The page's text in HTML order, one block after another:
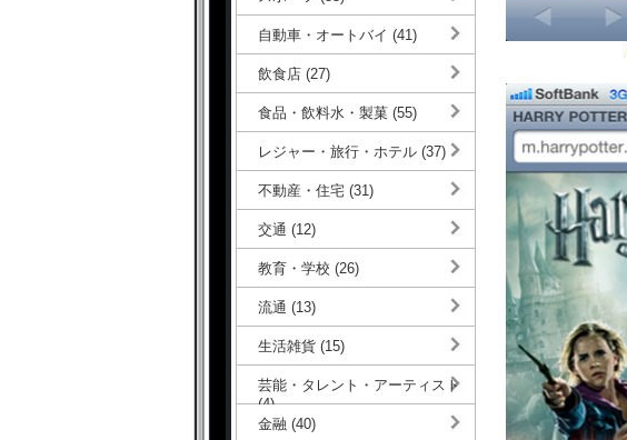
自動車・オートバイ (41)
飲食店 (27)
食品・飲料水・製菓 (55)
レジャー・旅行・ホテル (37)
不動産・住宅 (31)
交通 (12)
教育・学校 (26)
流通 (13)
生活雑貨 (15)
芸能・タレント・アーティスト
(4)
金融 (40)